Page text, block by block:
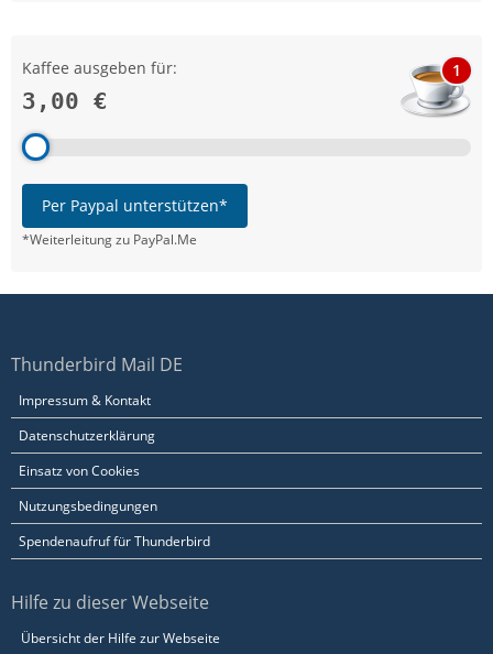
Kaffee ausgeben für:
3,00 €
1
Per Paypal unterstützen*
*Weiterleitung zu PayPal.Me
Thunderbird Mail DE
Impressum & Kontakt
Datenschutzerklärung
Einsatz von Cookies
Nutzungsbedingungen
Spendenaufruf für Thunderbird
Hilfe zu dieser Webseite
Übersicht der Hilfe zur Webseite